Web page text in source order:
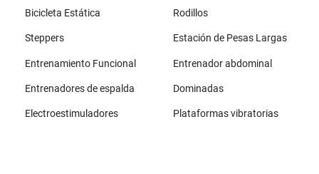
Bicicleta Estática Rodillos
Steppers Estación de Pesas Largas
Entrenamiento Funcional Entrenador abdominal
Entrenadores de espalda Dominadas
Electroestimuladores Plataformas vibratorias